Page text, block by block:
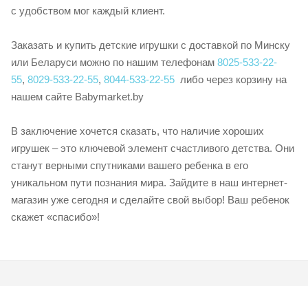
с удобством мог каждый клиент.
Заказать и купить детские игрушки с доставкой по Минску
или Беларуси можно по нашим телефонам 8025-533-22-
55, 8029-533-22-55, 8044-533-22-55 либо через корзину на
нашем сайте Babymarket.by
В заключение хочется сказать, что наличие хороших
игрушек – это ключевой элемент счастливого детства. Они
станут верными спутниками вашего ребенка в его
уникальном пути познания мира. Зайдите в наш интернет-
магазин уже сегодня и сделайте свой выбор! Ваш ребенок
скажет «спасибо»!